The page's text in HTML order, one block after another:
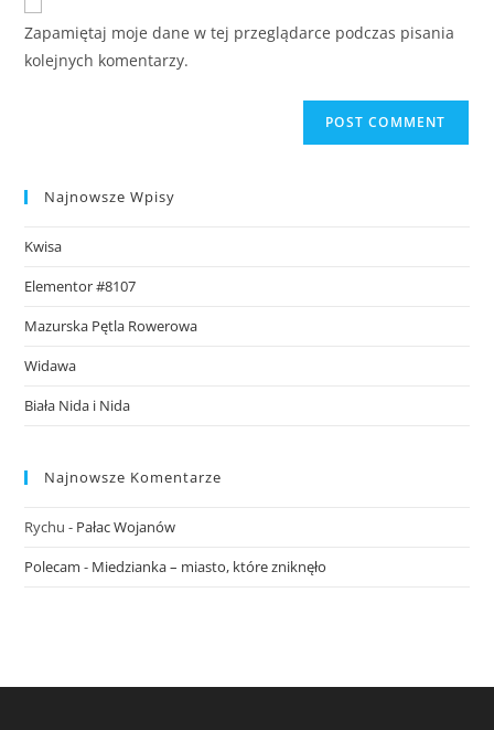
Zapamiętaj moje dane w tej przeglądarce podczas pisania
kolejnych komentarzy.
Najnowsze Wpisy
Kwisa
Elementor #8107
Mazurska Pętla Rowerowa
Widawa
Biała Nida i Nida
Najnowsze Komentarze
Rychu - Pałac Wojanów
Polecam - Miedzianka – miasto, które zniknęło